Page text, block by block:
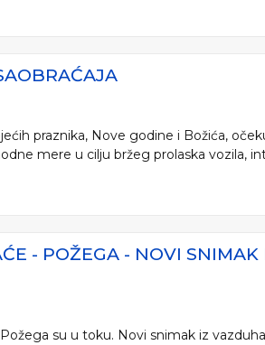
praznika, Nove godine i Božića,
mere u cilju bržeg prolaska vozila,
- POŽEGA - NOVI
su u toku. Novi snimak iz